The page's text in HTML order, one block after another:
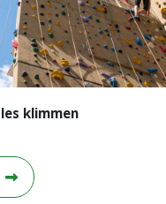
klimmen
Kennismakingsles klimmen